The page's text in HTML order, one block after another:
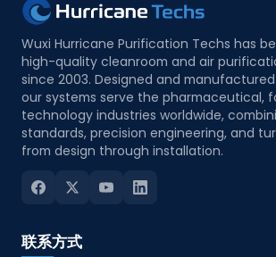
Wuxi Hurricane Purification Techs has
high-quality cleanroom and air
since 2003. Designed and manufactured
our systems serve the pharmaceutical,
technology industries worldwide,
standards, precision engineering, and
from design through installation.
联系方式